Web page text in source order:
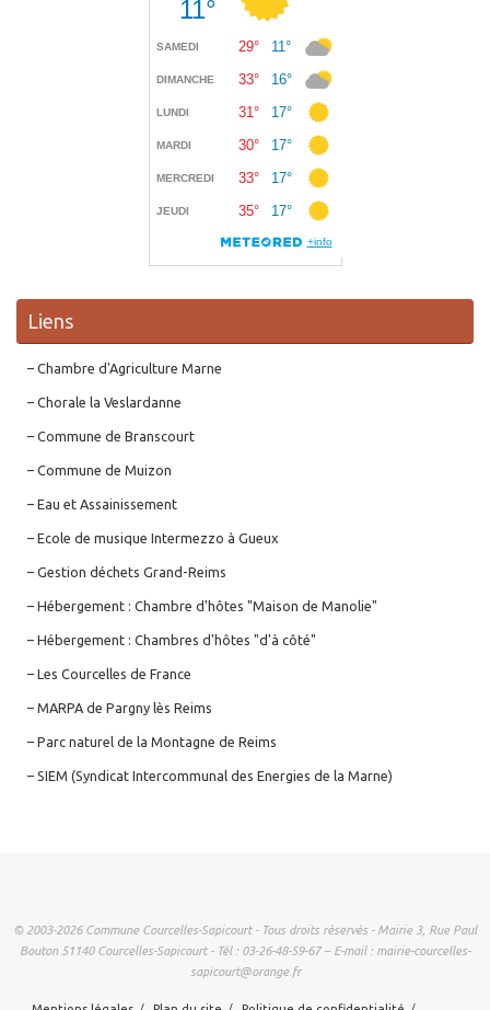
Liens
– Chambre d'Agriculture Marne
– Chorale la Veslardanne
– Commune de Branscourt
– Commune de Muizon
– Eau et Assainissement
– Ecole de musique Intermezzo à Gueux
– Gestion déchets Grand-Reims
– Hébergement : Chambre d'hôtes "Maison de Manolie"
– Hébergement : Chambres d'hôtes "d'à côté"
– Les Courcelles de France
– MARPA de Pargny lès Reims
– Parc naturel de la Montagne de Reims
– SIEM (Syndicat Intercommunal des Energies de la Marne)
© 2003-2026 Commune Courcelles-Sapicourt - Tous droits réservés - Mairie 3, Rue Paul
Bouton 51140 Courcelles-Sapicourt - Tél : 03-26-48-59-67 – E-mail : mairie-courcelles-
sapicourt@orange.fr